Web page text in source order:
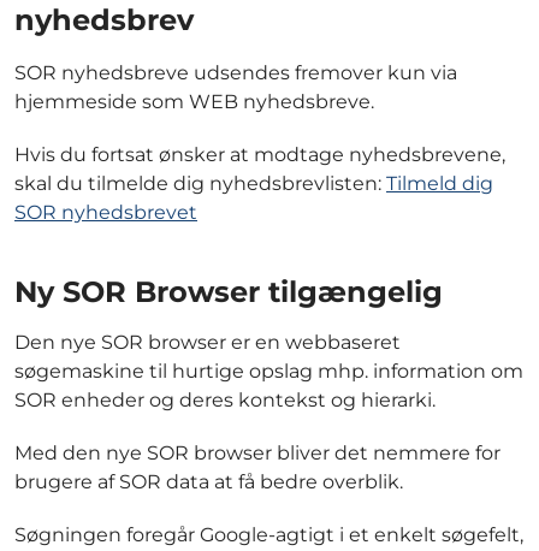
nyhedsbrev
SOR nyhedsbreve udsendes fremover kun via
hjemmeside som WEB nyhedsbreve.
Hvis du fortsat ønsker at modtage nyhedsbrevene,
skal du tilmelde dig nyhedsbrevlisten: Tilmeld dig
SOR nyhedsbrevet
Ny SOR Browser tilgængelig
Den nye SOR browser er en webbaseret
søgemaskine til hurtige opslag mhp. information om
SOR enheder og deres kontekst og hierarki.
Med den nye SOR browser bliver det nemmere for
brugere af SOR data at få bedre overblik.
Søgningen foregår Google-agtigt i et enkelt søgefelt,